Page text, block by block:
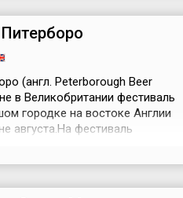
(англ. Peterborough Beer
в Великобритании фестиваль
городке на востоке Англии
августа.На фестиваль